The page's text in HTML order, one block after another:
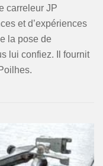
carreleur JP
et d’expériences
la pose de
lui confiez. Il fournit